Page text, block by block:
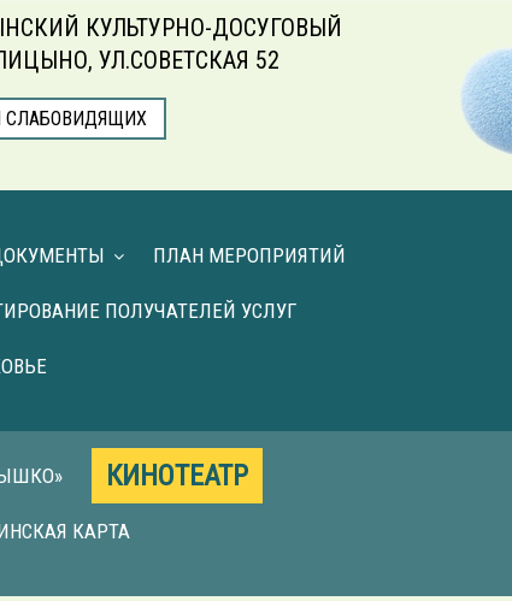
КУЛЬТУРНО-ДОСУГОВЫЙ
УЛ.СОВЕТСКАЯ 52
СЛАБОВИДЯЩИХ
ПЛАН МЕРОПРИЯТИЙ
ПОЛУЧАТЕЛЕЙ УСЛУГ
КИНОТЕАТР
КАРТА